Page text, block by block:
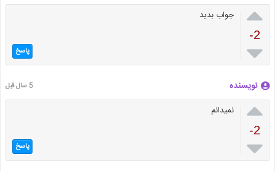

-2

جواب بدید
پاسخ
نویسنده 5 سال قبل

-2

نمیدانم
پاسخ